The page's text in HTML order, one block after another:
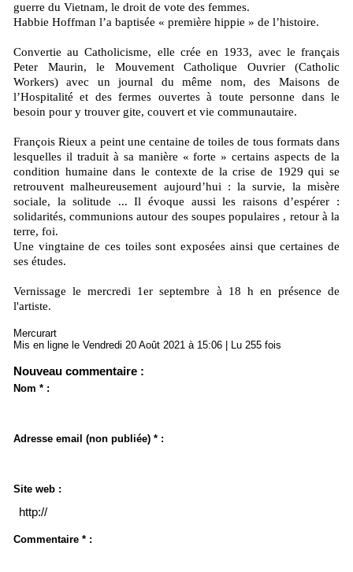
guerre du Vietnam, le droit de vote des femmes.
Habbie Hoffman l’a baptisée « première hippie » de l’histoire.
Convertie au Catholicisme, elle crée en 1933, avec le français
Peter Maurin, le Mouvement Catholique Ouvrier (Catholic
Workers) avec un journal du même nom, des Maisons de
l’Hospitalité et des fermes ouvertes à toute personne dans le
besoin pour y trouver gite, couvert et vie communautaire.
François Rieux a peint une centaine de toiles de tous formats dans
lesquelles il traduit à sa manière « forte » certains aspects de la
condition humaine dans le contexte de la crise de 1929 qui se
retrouvent malheureusement aujourd’hui : la survie, la misère
sociale, la solitude ... Il évoque aussi les raisons d’espérer :
solidarités, communions autour des soupes populaires , retour à la
terre, foi.
Une vingtaine de ces toiles sont exposées ainsi que certaines de
ses études.
Vernissage le mercredi 1er septembre à 18 h en présence de
l'artiste.
Mercurart
Mis en ligne le Vendredi 20 Août 2021 à 15:06 | Lu 255 fois
Nouveau commentaire :
Nom * :
Adresse email (non publiée) * :
Site web :
Commentaire * :